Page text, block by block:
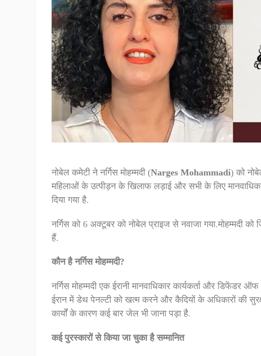
नोबेल कमेटी ने नर्गिस मोहम्मदी (Narges Mohammadi) को
महिलाओं के उत्पीड़न के खिलाफ लड़ाई और सभी के लिए
दिया गया है.
नर्गिस को 6 अक्टूबर को नोबेल प्राइज से नवाजा गया.मोहम्मदी
हैं.
कौन है नर्गिस मोहम्मदी?
नर्गिस मोहम्मदी एक ईरानी मानवाधिकार कार्यकर्ता और डिफेंडर
ईरान में डेथ पेनल्टी को खत्म करने और कैदियों के अधिकारों की
कार्यों के कारण कई बार जेल भी जाना पड़ा है.
कई पुरस्कारों से किया जा चुका है सम्मानित